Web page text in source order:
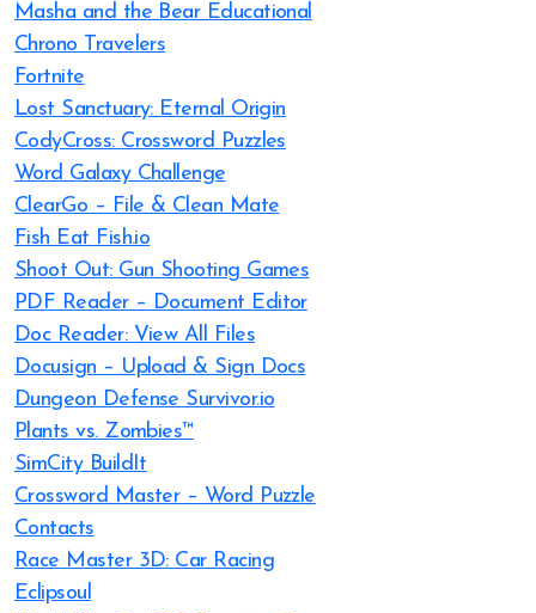
Masha and the Bear Educational
Chrono Travelers
Fortnite
Lost Sanctuary: Eternal Origin
CodyCross: Crossword Puzzles
Word Galaxy Challenge
ClearGo – File & Clean Mate
Fish Eat Fish.io
Shoot Out: Gun Shooting Games
PDF Reader – Document Editor
Doc Reader: View All Files
Docusign – Upload & Sign Docs
Dungeon Defense Survivor.io
Plants vs. Zombies™
SimCity BuildIt
Crossword Master – Word Puzzle
Contacts
Race Master 3D: Car Racing
Eclipsoul